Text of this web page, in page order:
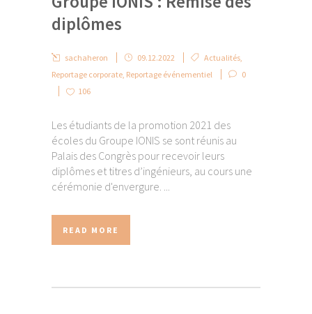
diplômes
sachaheron 09.12.2022 Actualités
Reportage corporate Reportage événementiel
0
106
Les étudiants de la promotion 2021 des
écoles du Groupe IONIS se sont réunis au
Palais des Congrès pour recevoir leurs
diplômes et titres d’ingénieurs, au cours une
cérémonie d'envergure. ...
READ MORE